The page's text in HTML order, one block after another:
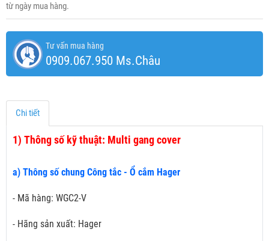
từ ngày mua hàng.
Tư vấn mua hàng
0909.067.950 Ms.Châu
Chi tiết
1) Thông số kỹ thuật: Multi gang cover
a) Thông số chung Công tắc - Ổ cắm Hager
- Mã hàng: WGC2-V
- Hãng sản xuất: Hager